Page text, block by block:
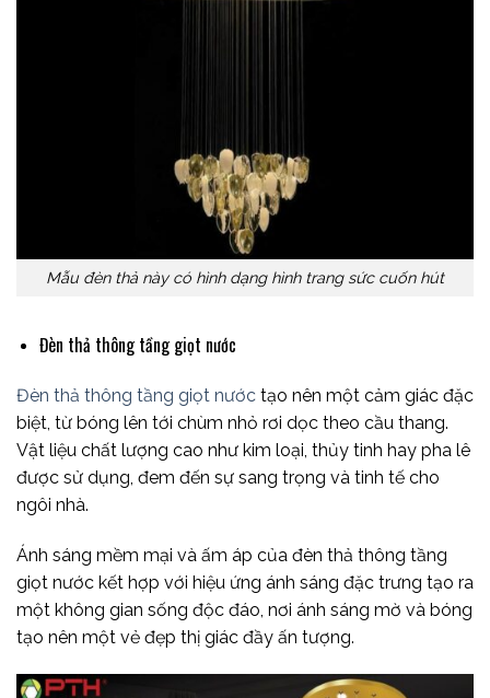
Mẫu đèn thả này có hình dạng hình trang sức cuốn hút
Đèn thả thông tầng giọt nước
Đèn thả thông tầng giọt nước tạo nên một cảm giác đặc
biệt, từ bóng lên tới chùm nhỏ rơi dọc theo cầu thang.
Vật liệu chất lượng cao như kim loại, thủy tinh hay pha lê
được sử dụng, đem đến sự sang trọng và tinh tế cho
ngôi nhà.
Ánh sáng mềm mại và ấm áp của đèn thả thông tầng
giọt nước kết hợp với hiệu ứng ánh sáng đặc trưng tạo ra
một không gian sống độc đáo, nơi ánh sáng mờ và bóng
tạo nên một vẻ đẹp thị giác đầy ấn tượng.